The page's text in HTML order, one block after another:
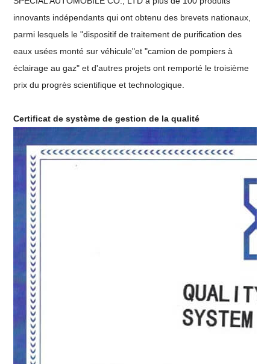
innovants indépendants qui ont obtenu des brevets nationaux,
parmi lesquels le "dispositif de traitement de purification des
eaux usées monté sur véhicule"et "camion de pompiers à
éclairage au gaz" et d'autres projets ont remporté le troisième
prix du progrès scientifique et technologique.
Certificat de système de gestion de la qualité